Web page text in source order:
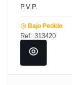
P.V.P.
Bajo Pedido
Ref: 313420